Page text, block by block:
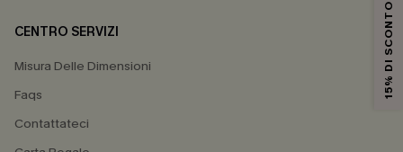
CENTRO SERVIZI
Misura Delle Dimensioni
Faqs
Contattateci
15% DI SCONTO